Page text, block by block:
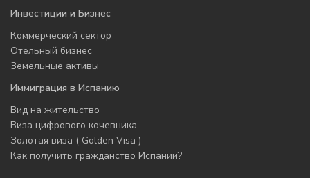
Инвестиции и Бизнес
Коммерческий сектор
Отельный бизнес
Земельные активы
Иммиграция в Испанию
Вид на жительство
Виза цифрового кочевника
Золотая виза ( Golden Visa )
Как получить гражданство Испании?